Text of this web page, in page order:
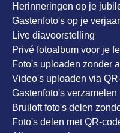
Herinneringen op je
Gastenfoto's op je
Live diavoorstelling
Privé fotoalbum voor je
Foto's uploaden zonder
Video's uploaden via
Gastenfoto's verzamelen
Bruiloft foto's delen
Foto's delen met QR-